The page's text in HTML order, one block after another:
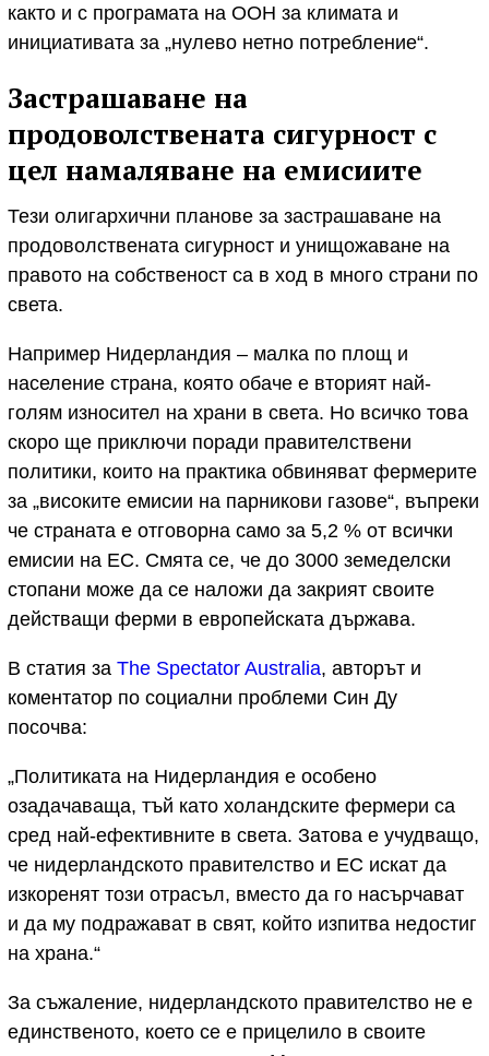
както и с програмата на ООН за климата и
инициативата за „нулево нетно потребление“.
Застрашаване на
продоволствената сигурност с
цел намаляване на емисиите
Тези олигархични планове за застрашаване на
продоволствената сигурност и унищожаване на
правото на собственост са в ход в много страни по
света.
Например Нидерландия – малка по площ и
население страна, която обаче е вторият най-
голям износител на храни в света. Но всичко това
скоро ще приключи поради правителствени
политики, които на практика обвиняват фермерите
за „високите емисии на парникови газове“, въпреки
че страната е отговорна само за 5,2 % от всички
емисии на ЕС. Смята се, че до 3000 земеделски
стопани може да се наложи да закрият своите
действащи ферми в европейската държава.
В статия за The Spectator Australia, авторът и
коментатор по социални проблеми Син Ду
посочва:
„Политиката на Нидерландия е особено
озадачаваща, тъй като холандските фермери са
сред най-ефективните в света. Затова е учудващо,
че нидерландското правителство и ЕС искат да
изкоренят този отрасъл, вместо да го насърчават
и да му подражават в свят, който изпитва недостиг
на храна.“
За съжаление, нидерландското правителство не е
единственото, което се е прицелило в своите